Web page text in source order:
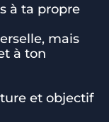
à ta propre
mais
à ton
et objectif